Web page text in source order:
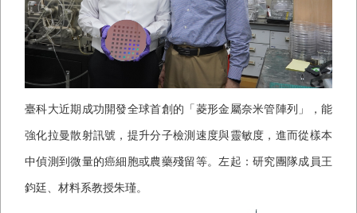
臺科大近期成功開發全球首創的「菱形金屬奈米管陣列」，能
強化拉曼散射訊號，提升分子檢測速度與靈敏度，進而從樣本
中偵測到微量的癌細胞或農藥殘留等。左起：研究團隊成員王
鈞廷、材料系教授朱瑾。